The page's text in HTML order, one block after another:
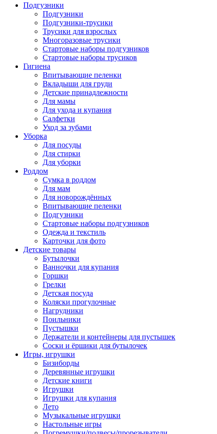
Подгузники
Подгузники
Подгузники-трусики
Трусики для взрослых
Многоразовые трусики
Стартовые наборы подгузников
Стартовые наборы трусиков
Гигиена
Впитывающие пеленки
Вкладыши для груди
Детские принадлежности
Для мамы
Для ухода и купания
Салфетки
Уход за зубами
Уборка
Для посуды
Для стирки
Для уборки
Роддом
Сумка в роддом
Для мам
Для новорождённых
Впитывающие пеленки
Подгузники
Стартовые наборы подгузников
Одежда и текстиль
Карточки для фото
Детские товары
Бутылочки
Ванночки для купания
Горшки
Грелки
Детская посуда
Коляски прогулочные
Нагрудники
Поильники
Пустышки
Держатели и контейнеры для пустышек
Соски и ёршики для бутылочек
Игры, игрушки
Бизиборды
Деревянные игрушки
Детские книги
Игрушки
Игрушки для купания
Лето
Музыкальные игрушки
Настольные игры